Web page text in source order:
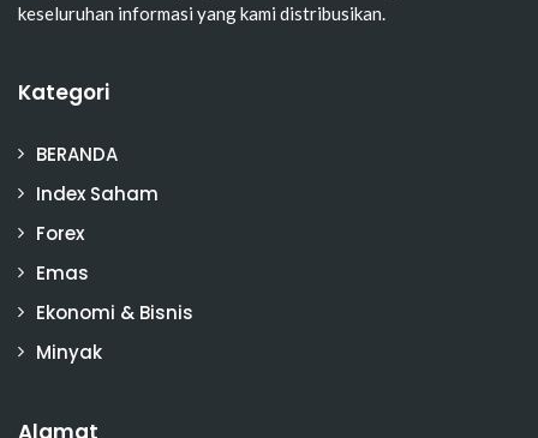
keseluruhan informasi yang kami distribusikan.
Kategori
BERANDA
Index Saham
Forex
Emas
Ekonomi & Bisnis
Minyak
Alamat